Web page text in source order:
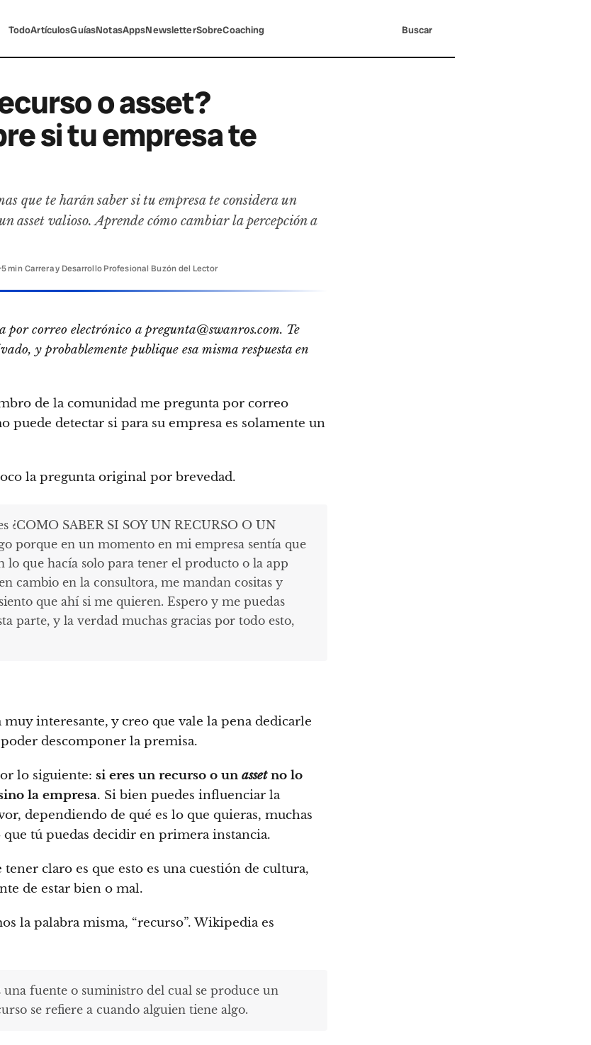
TodoArtículosGuíasNotasAppsNewsletterSobreCoaching Buscar
o asset?
si tu empresa te
que te harán saber si tu empresa te considera un
asset valioso. Aprende cómo cambiar la percepción a
min·Carrera y Desarrollo Profesional Buzón del Lector
correo electrónico a pregunta@swanros.com. Te
y probablemente publique esa misma respuesta en
de la comunidad me pregunta por correo
puede detectar si para su empresa es solamente un
la pregunta original por brevedad.
¿COMO SABER SI SOY UN RECURSO O UN
porque en un momento en mi empresa sentía que
lo que hacía solo para tener el producto o la app
cambio en la consultora, me mandan cositas y
que ahí si me quieren. Espero y me puedas
parte, y la verdad muchas gracias por todo esto,
muy interesante, y creo que vale la pena dedicarle
descomponer la premisa.
lo siguiente: si eres un recurso o un assetno lo
la empresa. Si bien puedes influenciar la
dependiendo de qué es lo que quieras, muchas
que tú puedas decidir en primera instancia.
tener claro es que esto es una cuestión de cultura,
de estar bien o mal.
la palabra misma, “recurso”. Wikipedia es
una fuente o suministro del cual se produce un
se refiere a cuando alguien tiene algo.